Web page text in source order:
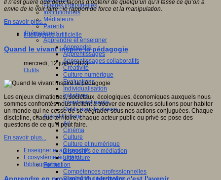
Filières industrielles
Institutionnels
Médiateurs
Parents
Thématiques
Apprendre et enseigner
Apprendre
Apprentissages
Apprentissages collaboratifs
Créativité
Culture numérique
Evaluations
Individualisation
Initiatives
Interdisciplinarité
Outils pour la classe
Arts et Culture
Art
Cinéma
Culture
Culture et numérique
Dispositifs de médiation
Littérature
Formation
Compétences professionnelles
Dispositifs de formation
Il n’est guère que deux façons d’obtenir de quelqu’un qu’il fasse ce qu’on a
envie de le voir faire : le rapport de force et la manipulation.
En savoir plus...
Intelligence artificielle
Quand le vivant inspire la pédagogie
mercredi, 12 juillet 2023
Outils
Les enjeux climatiques, sociétaux, écologiques, économiques auxquels nous
sommes confrontés nous incitent à trouver de nouvelles solutions pour habiter
un monde qui ne cesse de se dégrader sous nos actions conjuguées. Chaque
discipline, chaque territoire, chaque acteur public ou privé se pose des
questions de ce qu’il peut faire.
En savoir plus...
Enseigner et apprendre
Ecosystème éducatif
Bibliographie